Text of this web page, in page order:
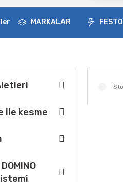
MARKALAR
ile kesme